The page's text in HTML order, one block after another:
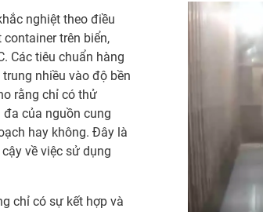
nghiệt theo điều
trên biển,
Các tiêu chuẩn hàng
nhiều vào độ bền
rằng chỉ có thử
của nguồn cung
hay không. Đây là
về việc sử dụng
chỉ có sự kết hợp và